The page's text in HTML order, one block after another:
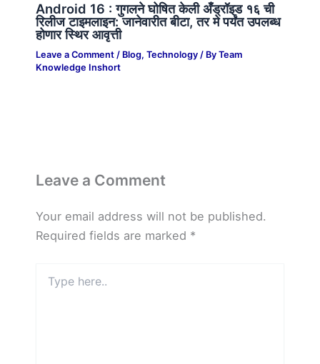
Android 16 : गुगलने घोषित केली अँड्रॉइड १६ ची
रिलीज टाइमलाइन: जानेवारीत बीटा, तर मे पर्यंत उपलब्ध
होणार स्थिर आवृत्ती
Leave a Comment / Blog, Technology/ By Team
Knowledge Inshort
Leave a Comment
Your email address will not be published.
Required fields are marked *
here..